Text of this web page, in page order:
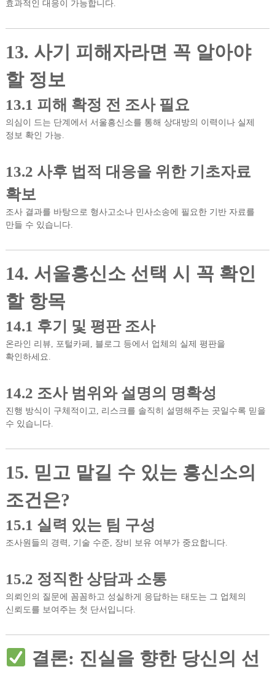
효과적인 대응이 가능합니다.
13. 사기 피해자라면 꼭 알아야
할 정보
13.1 피해 확정 전 조사 필요
의심이 드는 단계에서 서울흥신소를 통해 상대방의 이력이나 실제
정보 확인 가능.
13.2 사후 법적 대응을 위한 기초자료
확보
조사 결과를 바탕으로 형사고소나 민사소송에 필요한 기반 자료를
만들 수 있습니다.
14. 서울흥신소 선택 시 꼭 확인
할 항목
14.1 후기 및 평판 조사
온라인 리뷰, 포털카페, 블로그 등에서 업체의 실제 평판을
확인하세요.
14.2 조사 범위와 설명의 명확성
진행 방식이 구체적이고, 리스크를 솔직히 설명해주는 곳일수록 믿을
수 있습니다.
15. 믿고 맡길 수 있는 흥신소의
조건은?
15.1 실력 있는 팀 구성
조사원들의 경력, 기술 수준, 장비 보유 여부가 중요합니다.
15.2 정직한 상담과 소통
의뢰인의 질문에 꼼꼼하고 성실하게 응답하는 태도는 그 업체의
신뢰도를 보여주는 첫 단서입니다.
결론: 진실을 향한 당신의 선